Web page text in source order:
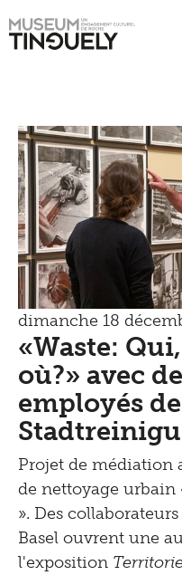
Hauptnavigation
to
Tinguely on the
Tinguely Studies
Voir
Apprendre
Kultur Inklusiv
Entendre
Contact
Shop
dimanche 18
«Waste:
où?» avec
employés de
Projet de médiation
de nettoyage urbain
». Des
Basel ouvrent une
l'exposition